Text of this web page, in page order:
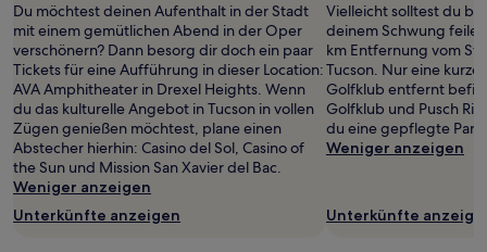
Du möchtest deinen Aufenthalt in der Stadt
mit einem gemütlichen Abend in der Oper
verschönern? Dann besorg dir doch ein paar
Tickets für eine Aufführung in dieser Location:
AVA Amphitheater in Drexel Heights. Wenn
du das kulturelle Angebot in Tucson in vollen
Zügen genießen möchtest, plane einen
Abstecher hierhin: Casino del Sol, Casino of
the Sun und Mission San Xavier del Bac.
Weniger anzeigen
Unterkünfte anzeigen
Vielleicht solltest du
deinem Schwung
km Entfernung vom
Tucson. Nur eine kurze
Golfklub entfernt
Golfklub und Pusch
du eine gepflegte
Weniger anzeigen
Unterkünfte